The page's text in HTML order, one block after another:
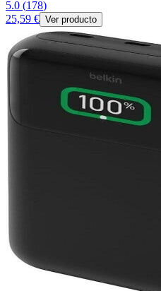
5.0 (178)
25,59 € Ver producto